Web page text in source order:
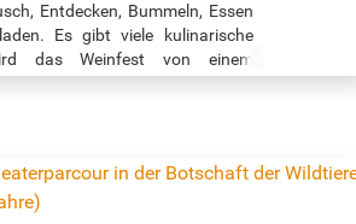
Entdecken, Bummeln, Essen
Es gibt viele kulinarische
das Weinfest von einem
aus mobilen Singer-